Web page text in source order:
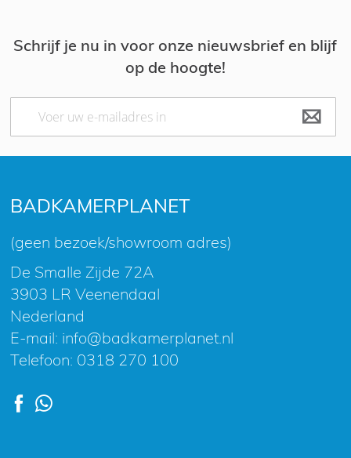
BADKAMERPLANET
(geen bezoek/showroom adres)
De Smalle Zijde 72A
3903 LR Veenendaal
Nederland
E-mail: info@badkamerplanet.nl
Telefoon: 0318 270 100
Schrijf je nu in voor onze nieuwsbrief en blijf
op de hoogte!
Abonneer
op
nieuwsbrief